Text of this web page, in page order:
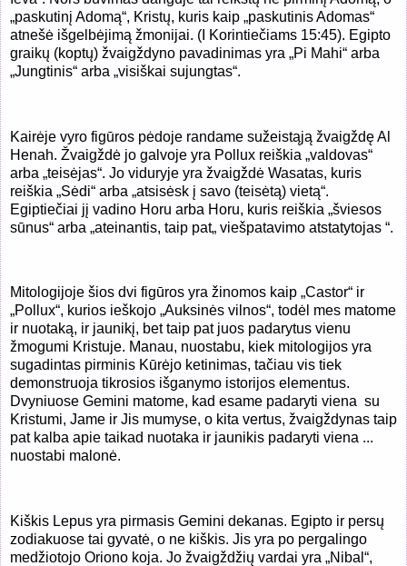
„paskutinį Adomą“, Kristų, kuris kaip „paskutinis Adomas“
atnešė išgelbėjimą žmonijai. (I Korintiečiams 15:45). Egipto
graikų (koptų) žvaigždyno pavadinimas yra „Pi Mahi“ arba
„Jungtinis“ arba „visiškai sujungtas“.
Kairėje vyro figūros pėdoje randame sužeistąją žvaigždę Al
Henah. Žvaigždė jo galvoje yra Pollux reiškia „valdovas“
arba „teisėjas“. Jo viduryje yra žvaigždė Wasatas, kuris
reiškia „Sėdi“ arba „atsisėsk į savo (teisėtą) vietą“.
Egiptiečiai jį vadino Horu arba Horu, kuris reiškia „šviesos
sūnus“ arba „ateinantis, taip pat„ viešpatavimo atstatytojas “.
Mitologijoje šios dvi figūros yra žinomos kaip „Castor“ ir
„Pollux“, kurios ieškojo „Auksinės vilnos“, todėl mes matome
ir nuotaką, ir jaunikį, bet taip pat juos padarytus vienu
žmogumi Kristuje. Manau, nuostabu, kiek mitologijos yra
sugadintas pirminis Kūrėjo ketinimas, tačiau vis tiek
demonstruoja tikrosios išganymo istorijos elementus.
Dvyniuose Gemini matome, kad esame padaryti viena su
Kristumi, Jame ir Jis mumyse, o kita vertus, žvaigždynas taip
pat kalba apie taikad nuotaka ir jaunikis padaryti viena ...
nuostabi malonė.
Kiškis Lepus yra pirmasis Gemini dekanas. Egipto ir persų
zodiakuose tai gyvatė, o ne kiškis. Jis yra po pergalingo
medžiotojo Oriono koja. Jo žvaigždžių vardai yra „Nibal“,